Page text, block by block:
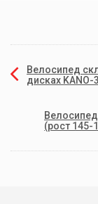
Велосипед
дисках KANO-
(рост 145-